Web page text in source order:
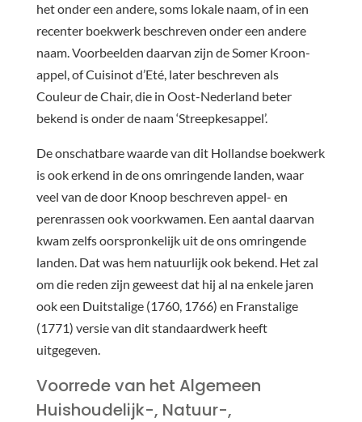
het onder een andere, soms lokale naam, of in een
recenter boekwerk beschreven onder een andere
naam. Voorbeelden daarvan zijn de Somer Kroon-
appel, of Cuisinot d’Eté, later beschreven als
Couleur de Chair, die in Oost-Nederland beter
bekend is onder de naam ‘Streepkesappel’.
De onschatbare waarde van dit Hollandse boekwerk
is ook erkend in de ons omringende landen, waar
veel van de door Knoop beschreven appel- en
perenrassen ook voorkwamen. Een aantal daarvan
kwam zelfs oorspronkelijk uit de ons omringende
landen. Dat was hem natuurlijk ook bekend. Het zal
om die reden zijn geweest dat hij al na enkele jaren
ook een Duitstalige (1760, 1766) en Franstalige
(1771) versie van dit standaardwerk heeft
uitgegeven.
Voorrede van het Algemeen
Huishoudelijk-, Natuur-,